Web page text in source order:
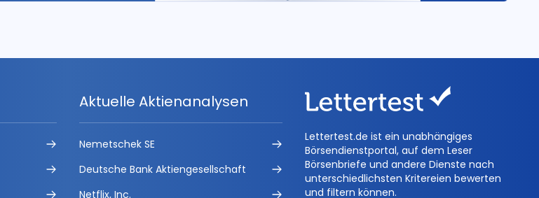
Aktuelle Aktienanalysen
Nemetschek SE
Deutsche Bank Aktiengesellschaft
Netflix, Inc.
Lettertest.de ist ein unabhängiges
Börsendienstportal, auf dem Leser
Börsenbriefe und andere Dienste nach
unterschiedlichsten Kritereien bewerten
und filtern können.